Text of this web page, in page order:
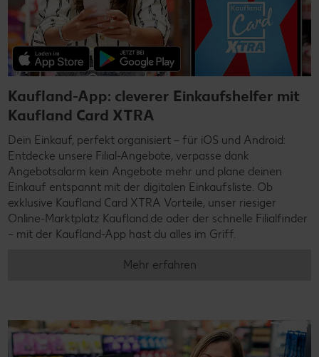
Kaufland-App: cleverer Einkaufshelfer mit
Kaufland Card XTRA
Dein Einkauf, perfekt organisiert – für iOS und Android:
Entdecke unsere Filial-Angebote, verpasse dank
Angebotsalarm kein Angebote mehr und plane deinen
Einkauf entspannt mit der digitalen Einkaufsliste. Ob
exklusive Kaufland Card XTRA Vorteile, unser riesiger
Online-Marktplatz Kaufland.de oder der schnelle Filialfinder
– mit der Kaufland-App hast du alles im Griff.
Mehr erfahren